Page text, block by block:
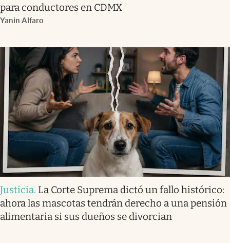
para conductores en CDMX
Yanin Alfaro
Justicia. La Corte Suprema dictó un fallo histórico:
ahora las mascotas tendrán derecho a una pensión
alimentaria si sus dueños se divorcian